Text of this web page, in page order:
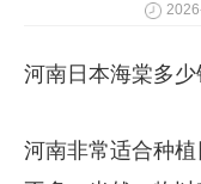
河南日本海棠多少
河南非常适合种